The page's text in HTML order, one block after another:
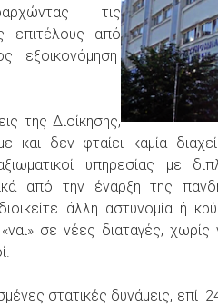
τις
επιτέλους από
εξοικονόμηση
της Διοίκησης,
δεν φταίει καμία
υπηρεσίας με
από την έναρξη της
άλλη αστυνομία ή
σε νέες διαταγές,
στατικές δυνάμεις, επί